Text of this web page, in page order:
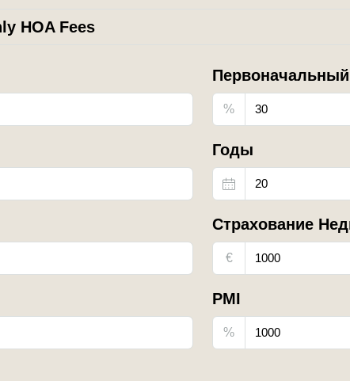
HOA Fees
%
Годы
Страхование
€
PMI
%